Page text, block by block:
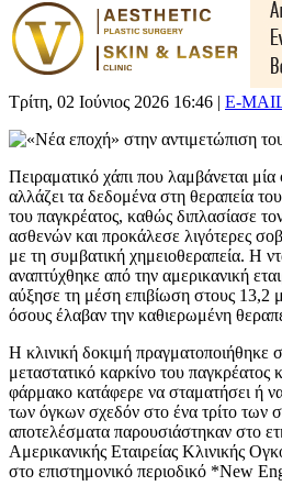
Τρίτη, 02 Ιούνιος 2026 16:46 | E-
Πειραματικό χάπι που λαμβάνεται
αλλάζει τα δεδομένα στη θεραπεία
του παγκρέατος, καθώς διπλασίασε
ασθενών και προκάλεσε λιγότερες
με τη συμβατική χημειοθεραπεία. Η
αναπτύχθηκε από την αμερικανική
αύξησε τη μέση επιβίωση στους 13,2
όσους έλαβαν την καθιερωμένη
Η κλινική δοκιμή πραγματοποιήθηκε
μεταστατικό καρκίνο του παγκρέατος
φάρμακο κατάφερε να σταματήσει ή
των όγκων σχεδόν στο ένα τρίτο των
αποτελέσματα παρουσιάστηκαν στο
Αμερικανικής Εταιρείας Κλινικής
στο επιστημονικό περιοδικό *New